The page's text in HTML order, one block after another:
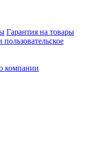
Гарантия на товары
компании